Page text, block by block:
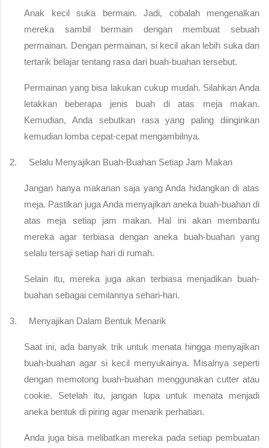
Anak kecil suka bermain. Jadi, cobalah mengenalkan
mereka sambil bermain dengan membuat sebuah
permainan. Dengan permainan, si kecil akan lebih suka dan
tertarik belajar tentang rasa dari buah-buahan tersebut.
Permainan yang bisa lakukan cukup mudah. Silahkan Anda
letakkan beberapa jenis buah di atas meja makan.
Kemudian, Anda sebutkan rasa yang paling diinginkan
kemudian lomba cepat-cepat mengambilnya.
2. Selalu Menyajikan Buah-Buahan Setiap Jam Makan
Jangan hanya makanan saja yang Anda hidangkan di atas
meja. Pastikan juga Anda menyajikan aneka buah-buahan di
atas meja setiap jam makan. Hal ini akan membantu
mereka agar terbiasa dengan aneka buah-buahan yang
selalu tersaji setiap hari di rumah.
Selain itu, mereka juga akan terbiasa menjadikan buah-
buahan sebagai cemilannya sehari-hari.
3. Menyajikan Dalam Bentuk Menarik
Saat ini, ada banyak trik untuk menata hingga menyajikan
buah-buahan agar si kecil menyukainya. Misalnya seperti
dengan memotong buah-buahan menggunakan cutter atau
cookie. Setelah itu, jangan lupa untuk menata menjadi
aneka bentuk di piring agar menarik perhatian.
Anda juga bisa melibatkan mereka pada setiap pembuatan